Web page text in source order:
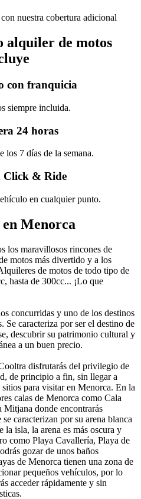
nuestra cobertura adicional
alquiler de motos
con franquicia
siempre incluida.
24 horas
los 7 días de la semana.
Click & Ride
en cualquier punto.
Menorca
los maravillosos rincones de
motos más divertido y a los
de motos de todo tipo de
hasta de 300cc... ¡Lo que
concurridas y uno de los destinos
Se caracteriza por ser el destino de
descubrir su patrimonio cultural y
a un buen precio.
disfrutarás del privilegio de
de principio a fin, sin llegar a
para visitar en Menorca. En la
calas de Menorca como Cala
donde encontrarás
caracterizan por su arena blanca
la isla, la arena es más oscura y
como Playa Cavallería, Playa de
gozar de unos baños
de Menorca tienen una zona de
pequeños vehículos, por lo
acceder rápidamente y sin